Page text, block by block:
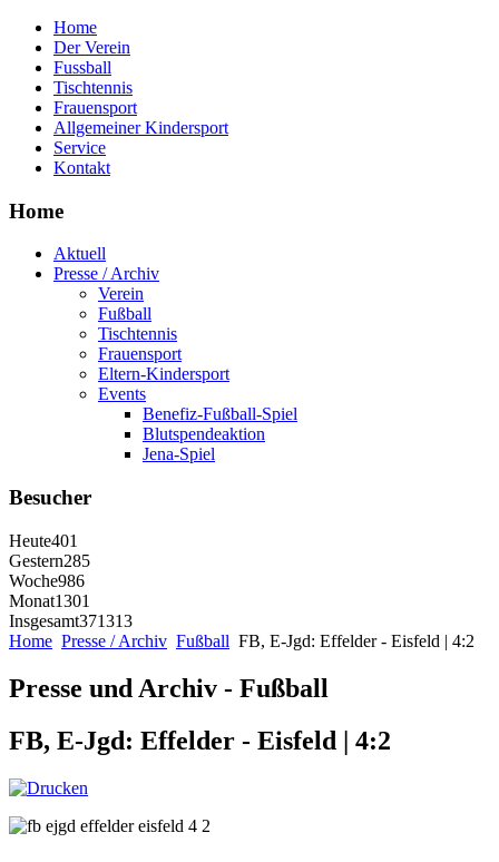
Home
Der Verein
Fussball
Tischtennis
Frauensport
Allgemeiner Kindersport
Service
Kontakt
Home
Aktuell
Presse / Archiv
Verein
Fußball
Tischtennis
Frauensport
Eltern-Kindersport
Events
Benefiz-Fußball-Spiel
Blutspendeaktion
Jena-Spiel
Besucher
Heute401
Gestern285
Woche986
Monat1301
Insgesamt371313
Home Presse / Archiv Fußball FB, E-Jgd: Effelder - Eisfeld | 4:2
Presse und Archiv - Fußball
FB, E-Jgd: Effelder - Eisfeld | 4:2